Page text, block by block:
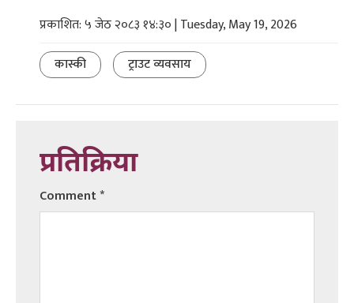
प्रकाशित: ५ जेठ २०८३ १४:३० | Tuesday, May 19, 2026
कास्की
ट्राउट व्यवसाय
प्रतिक्रिया
Comment*